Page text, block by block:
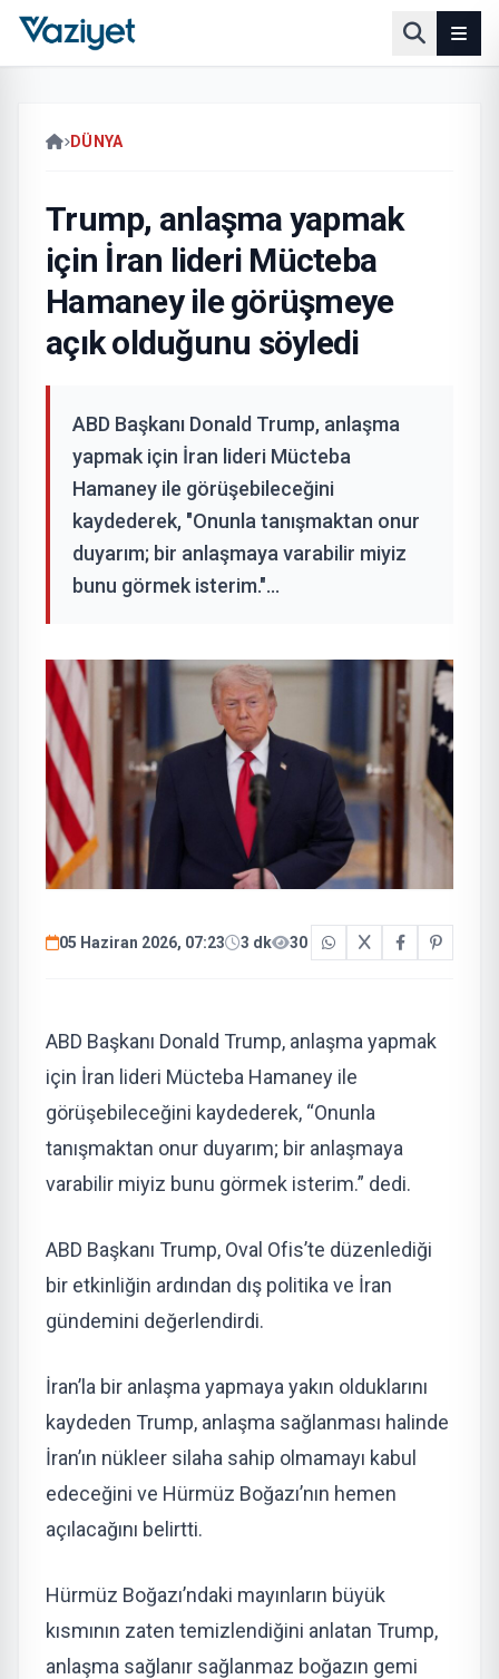
DÜNYA
Trump, anlaşma yapmak
için İran lideri Mücteba
Hamaney ile görüşmeye
açık olduğunu söyledi
ABD Başkanı Donald Trump, anlaşma
yapmak için İran lideri Mücteba
Hamaney ile görüşebileceğini
kaydederek, "Onunla tanışmaktan onur
duyarım; bir anlaşmaya varabilir miyiz
bunu görmek isterim."...
05 Haziran 2026, 07:23 3 dk 30
ABD Başkanı Donald Trump, anlaşma yapmak
için İran lideri Mücteba Hamaney ile
görüşebileceğini kaydederek, “Onunla
tanışmaktan onur duyarım; bir anlaşmaya
varabilir miyiz bunu görmek isterim.” dedi.
ABD Başkanı Trump, Oval Ofis’te düzenlediği
bir etkinliğin ardından dış politika ve İran
gündemini değerlendirdi.
İran’la bir anlaşma yapmaya yakın olduklarını
kaydeden Trump, anlaşma sağlanması halinde
İran’ın nükleer silaha sahip olmamayı kabul
edeceğini ve Hürmüz Boğazı’nın hemen
açılacağını belirtti.
Hürmüz Boğazı’ndaki mayınların büyük
kısmının zaten temizlendiğini anlatan Trump,
anlaşma sağlanır sağlanmaz boğazın gemi